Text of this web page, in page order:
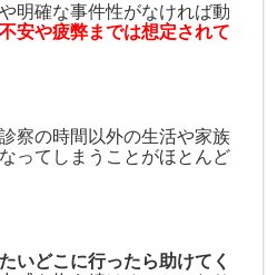
明確な事件性がなければ動
安や疲弊までは想定されて
察の時間以外の生活や家族
ってしまうことがほとんど
たいどこに行ったら助けてく